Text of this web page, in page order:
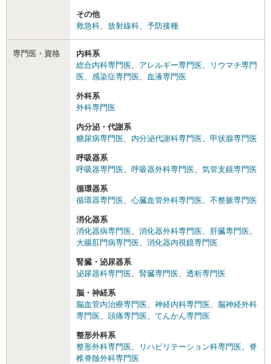
その他
救急科
放射線科 予防接種
専門医・資格
内科系
総合内科専門医
アレルギー専門医
リウマチ専門
医
感染症専門医 血液専門医
外科系
外科専門医
内分泌・代謝系
糖尿病専門医
内分泌代謝科専門医 甲状腺専門医
呼吸器系
呼吸器専門医
呼吸器外科専門医 気管支鏡専門医
循環器系
循環器専門医
心臓血管外科専門医 不整脈専門医
消化器系
消化器病専門医
消化器外科専門医 肝臓専門医
大腸肛門病専門医
消化器内視鏡専門医
腎臓・泌尿器系
泌尿器科専門医
腎臓専門医 透析専門医
脳・神経系
脳血管内治療専門医
神経内科専門医
脳神経外科
専門医
頭痛専門医 てんかん専門医
整形外科系
整形外科専門医
リハビリテーション科専門医
脊
椎脊髄外科専門医